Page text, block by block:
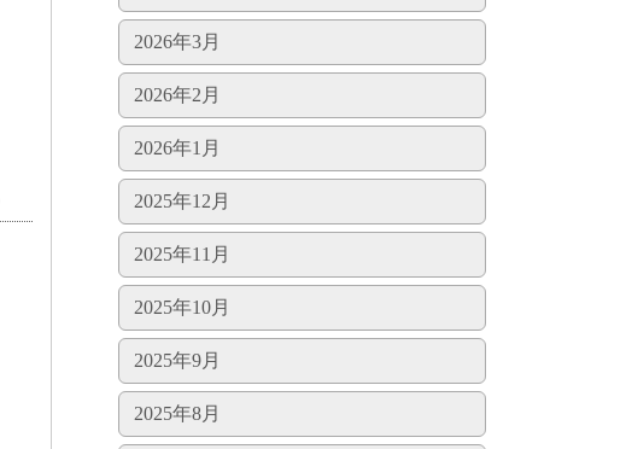
2026年3月
2026年2月
2026年1月
2025年12月
2025年11月
2025年10月
2025年9月
2025年8月